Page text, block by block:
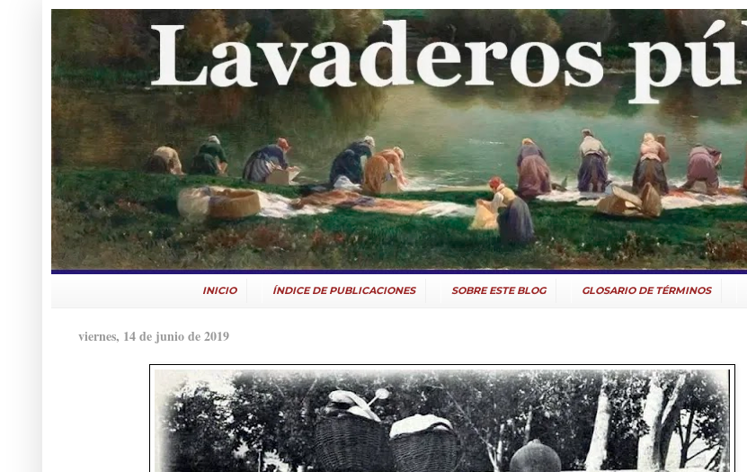
INICIO ÍNDICE DE PUBLICACIONES SOBRE ESTE BLOG GLOSARIO DE TÉRMINOS
viernes, 14 de junio de 2019